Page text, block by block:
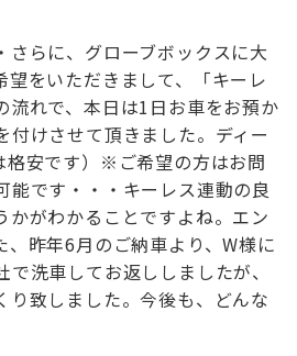
さらに、グローブボックスに大
をいただきまして、
「キーレ
れで、 本日は1日お車をお預か
けさせて頂きました。 ディー
安です） ※ご希望の方はお問
です・・・ キーレス連動の良
がわかることですよね。 エン
、昨年6月のご納車より、W様に
で洗車してお返ししましたが、
り致しました。今後も、どんな